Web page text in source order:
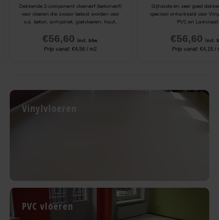
Dekkende 2-component vloerverf (betonverf)
voor vloeren die zwaar belast worden voor
o.a. beton, anhydriet, gietvloeren, hout,
niet vergelend, hittebestendig, dus ook voor
vloeren met vloerverwarming.
€56,60 Incl. btw
Prijs vanaf: €4,56 / m2
Slijtvaste en zeer goed
speciaal ontwikkeld voor
PVC en
€56,60 Incl.
Prijs vanaf: €4,15 /
Vinylvloeren
PVC vloeren